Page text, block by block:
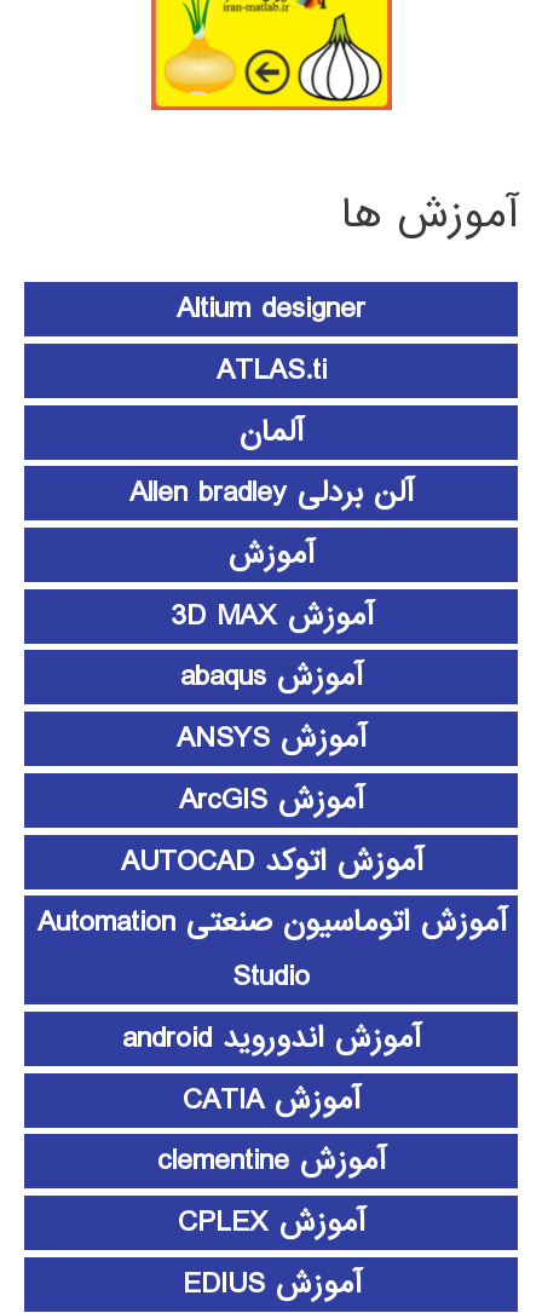
آموزش ها
Altium designer
ATLAS.ti
آلمان
آلن بردلی Allen bradley
آموزش
آموزش 3D MAX
آموزش abaqus
آموزش ANSYS
آموزش ArcGIS
آموزش اتوکد AUTOCAD
آموزش اتوماسیون صنعتی Automation
Studio
آموزش اندوروید android
آموزش CATIA
آموزش clementine
آموزش CPLEX
آموزش EDIUS